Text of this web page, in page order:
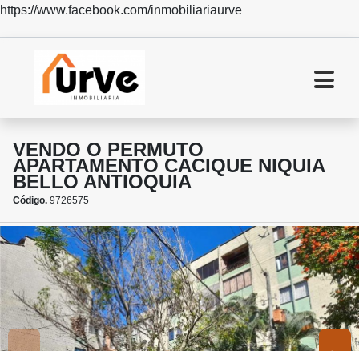
https://www.facebook.com/inmobiliariaurve
VENDO O PERMUTO
APARTAMENTO CACIQUE NIQUIA
BELLO ANTIOQUIA
Código. 9726575